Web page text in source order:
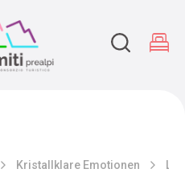
Kristallklare Emotionen